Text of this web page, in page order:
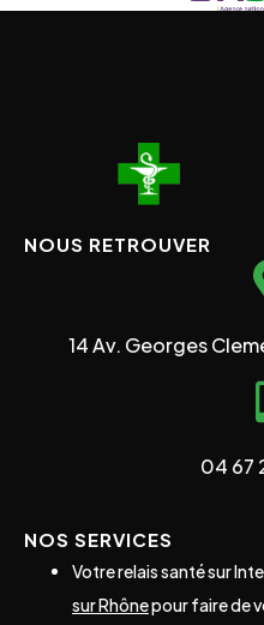
NOUS RETROUVER
14 Av. Georges
04 67
NOS SERVICES
Votre relais santé sur
sur Rhônepour faire de